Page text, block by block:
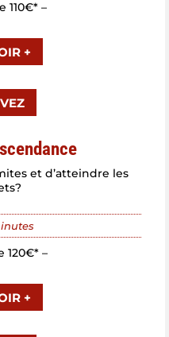
110€* –
+
et d’atteindre les
120€* –
+